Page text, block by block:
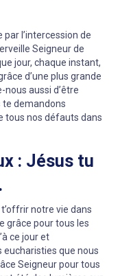
l’intercession de
Seigneur de
jour, chaque instant,
d’une plus grande
aussi d’être
te demandons
tous nos défauts dans
: Jésus tu
notre vie dans
grâce pour tous les
ce jour et
que nous
Seigneur pour tous